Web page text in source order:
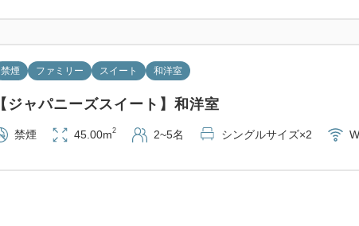
禁煙 ファミリー スイート 和洋室
【ジャパニーズスイート】和洋室
禁煙 45.00m2 2~5名 シングルサイズ×2